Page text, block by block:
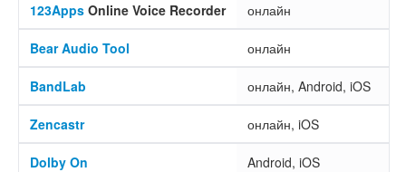
123Apps Online Voice Recorder онлайн
Bear Audio Tool онлайн
BandLab онлайн, Android, iOS
Zencastr онлайн, iOS
Dolby On Android, iOS